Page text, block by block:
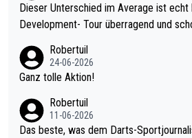
Dieser Unterschied im Average ist echt krass! 111+
Development- Tour überragend und
mal 40+ erst recht. Da gewinnst keinen Blumentopf - ist ja noc
h krasser wie ein Pokalspiel eines Kreisligisten vs einem Bund
Robertuil
24-06-2026
Ganz tolle Aktion!
Robertuil
11-06-2026
Das beste, was dem Darts-